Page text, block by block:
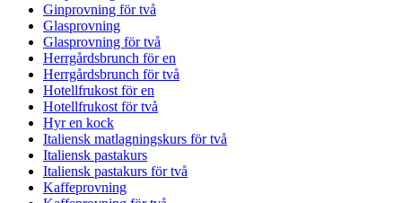
Ginprovning för två
Glasprovning
Glasprovning för två
Herrgårdsbrunch för en
Herrgårdsbrunch för två
Hotellfrukost för en
Hotellfrukost för två
Hyr en kock
Italiensk matlagningskurs för två
Italiensk pastakurs
Italiensk pastakurs för två
Kaffeprovning